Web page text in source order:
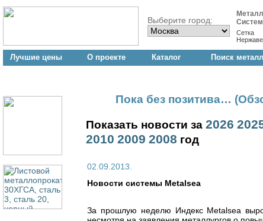
Выберите город:
Сетка
Лучшие цены О проекте
Каталог
Поиск
Пока без позитива…
Показать новости за 2026
2010 2009 2008 год
02.09.2013.
Новости cистемы Metalsea
За прошлую неделю Индекс Metalsea